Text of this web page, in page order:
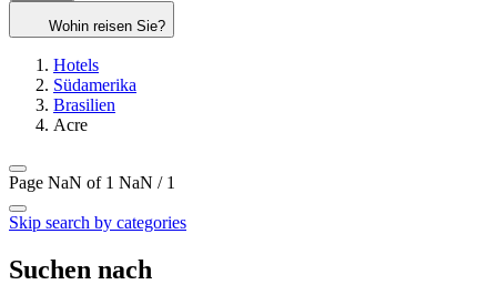
Wohin reisen Sie?
Hotels
Südamerika
Brasilien
Acre
Page NaN of 1 NaN / 1
Skip search by categories
Suchen nach